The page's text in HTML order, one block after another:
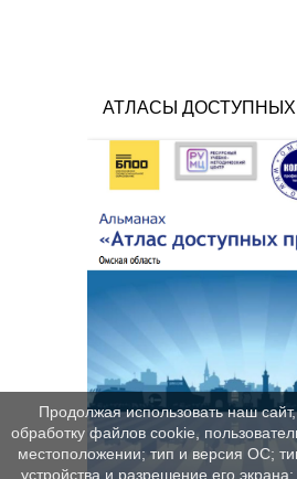
АТЛАСЫ
Продолжая использовать наш
обработку файлов cookie,
местоположении; тип и версия ОС;
устройства и разрешение его